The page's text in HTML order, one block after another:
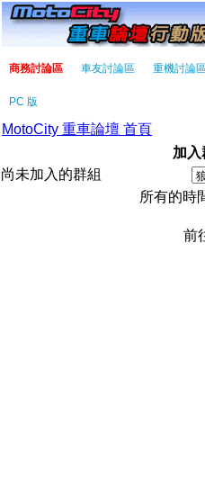
商務討論區 車友討論區 重機討論區
PC 版
MotoCity 重車論壇 首頁
加入
尚未加入的群組
所有的時
前